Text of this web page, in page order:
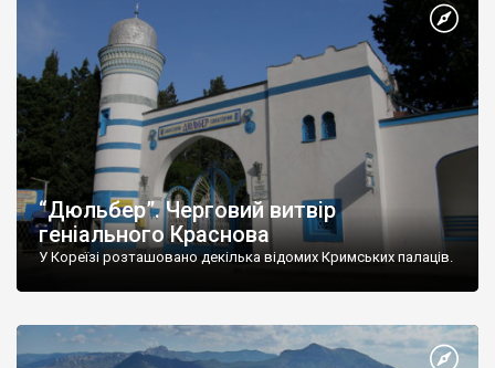
“Дюльбер”. Черговий витвір
геніального Краснова
У Кореїзі розташовано декілька відомих Кримських палаців.